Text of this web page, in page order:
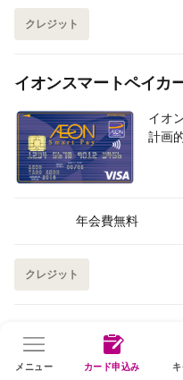
クレジット
イオンスマートペイカ
イオ
計画
年会費無料
クレジット
イオンサンデーカード
イオ
メニュー カード申込み